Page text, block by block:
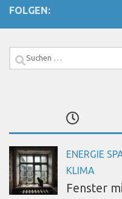
FOLGEN:
Suchen
ENERGIE
KLIMA
Fenster